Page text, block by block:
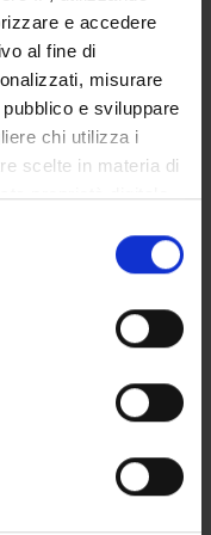
e accedere
al fine di
misurare
e sviluppare
chi utilizza i
scelte in materia di
proprietà digitale
in qualsiasi
o facendo clic
tua posizione
di qualche